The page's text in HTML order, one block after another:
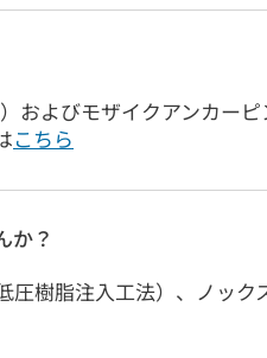
およびモザイクアンカーピ
こちら
か？
樹脂注入工法）、ノック